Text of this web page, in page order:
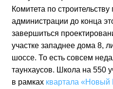
Комитета по строительству
администрации до конца
завершиться
участке западнее дома 8,
шоссе. То есть совсем
таунхаусов. Школа на 550
в рамках квартала «Новый